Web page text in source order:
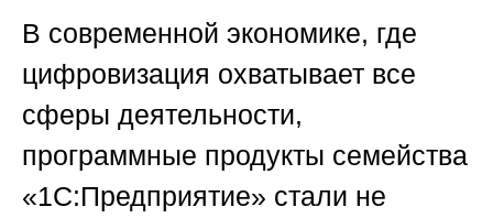
В современной экономике, где
цифровизация охватывает все
сферы деятельности,
программные продукты семейства
«1С:Предприятие» стали не